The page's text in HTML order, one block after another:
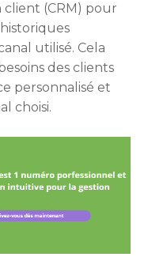
(CRM) pour
utilisé. Cela
des clients
personnalisé et
choisi.